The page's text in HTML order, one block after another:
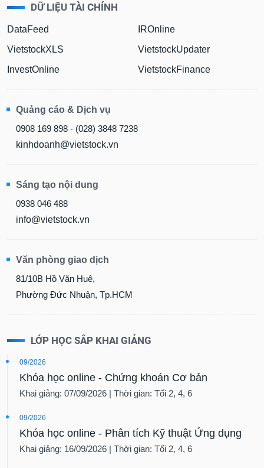
DỮ LIỆU TÀI CHÍNH
DataFeed
VietstockXLS
InvestOnline
IROnline
VietstockUpdater
VietstockFinance
Quảng cáo & Dịch vụ
0908 169 898 - (028) 3848 7238
kinhdoanh@vietstock.vn
Sáng tạo nội dung
0938 046 488
info@vietstock.vn
Văn phòng giao dịch
81/10B Hồ Văn Huê,
Phường Đức Nhuận, Tp.HCM
LỚP HỌC SẮP KHAI GIẢNG
09/2026
Khóa học online - Chứng khoán Cơ bản
Khai giảng: 07/09/2026 | Thời gian: Tối 2, 4, 6
09/2026
Khóa học online - Phân tích Kỹ thuật Ứng dụng
Khai giảng: 16/09/2026 | Thời gian: Tối 2, 4, 6